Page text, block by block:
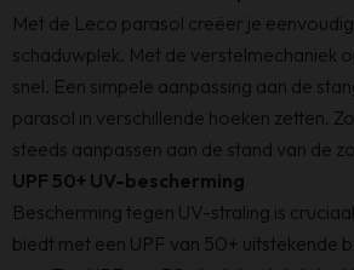
Met de Leco parasol creëer je
schaduwplek. Met de verstelmechaniek
snel. Een simpele aanpassing aan de
parasol in verschillende hoeken zetten.
steeds aanpassen aan de stand van de
UPF 50+ UV-bescherming
Bescherming tegen UV-straling is
biedt met een UPF van 50+ uitstekende